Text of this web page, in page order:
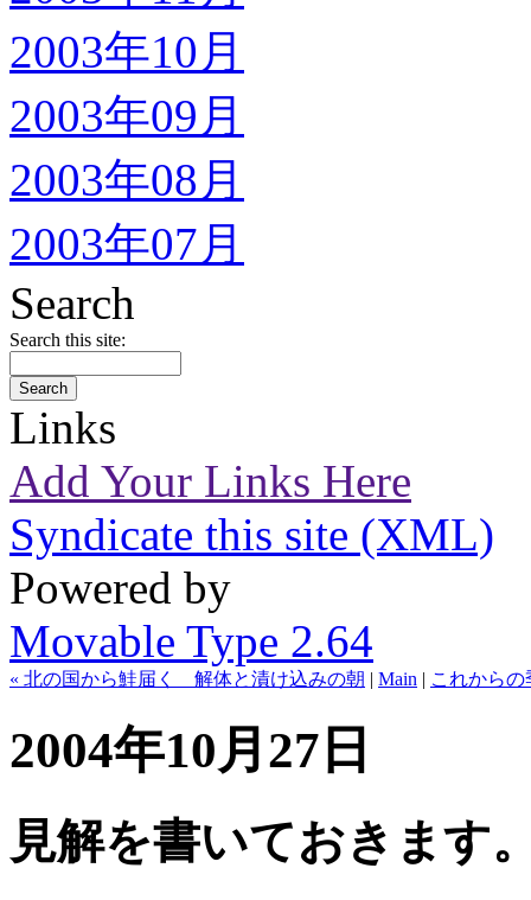
2003年10月
2003年09月
2003年08月
2003年07月
Search
Search this site:
Links
Add Your Links Here
Syndicate this site (XML)
Powered by
Movable Type 2.64
« 北の国から鮭届く 解体と漬け込みの朝 | Main | これから
2004年10月27日
見解を書いておきます